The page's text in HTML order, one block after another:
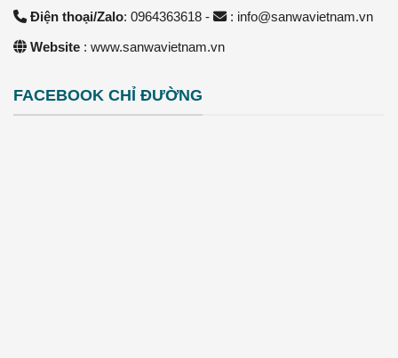
Điện thoại/Zalo: 0964363618 -
: info@sanwavietnam.vn
Website : www.sanwavietnam.vn
FACEBOOK CHỈ ĐƯỜNG